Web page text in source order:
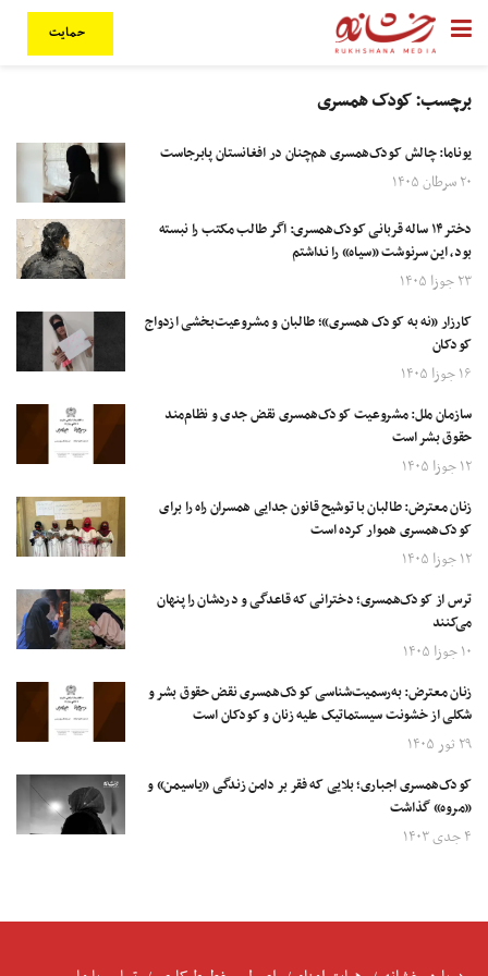
حمایت
برچسب:کودک همسری
یوناما: چالش کودک‌همسری هم‌چنان در افغانستان پابرجاست
۲۰ سرطان ۱۴۰۵
دختر۱۴ ساله قربانی کودک‌همسری: اگر طالب مکتب را نبسته
بود، این سرنوشت «سیاه» را نداشتم
۲۳ جوزا ۱۴۰۵
کارزار «نه به کودک همسری»؛ طالبان و مشروعیت‌بخشی ازدواج
کودکان
۱۶ جوزا ۱۴۰۵
سازمان ملل: مشروعیت کودک‌همسری نقض جدی و نظام‌مند
حقوق بشر است
۱۲ جوزا ۱۴۰۵
زنان معترض: طالبان با توشیح قانون جدایی همسران راه را برای
کودک‌همسری هموار کرده است
۱۲ جوزا ۱۴۰۵
ترس از کودک‌همسری؛ دخترانی که قاعدگی و دردشان را پنهان
می‌کنند
۱۰ جوزا ۱۴۰۵
زنان معترض: به‌رسمیت‌شناسی کودک‌همسری نقض حقوق بشر و
شکلی از خشونت سیستماتیک علیه زنان و کودکان است
۲۹ ثور ۱۴۰۵
کودک‌همسری اجباری؛ بلایی که فقر بر دامن زندگی «یاسیمن» و
«مروه» گذاشت
۴ جدی ۱۴۰۳